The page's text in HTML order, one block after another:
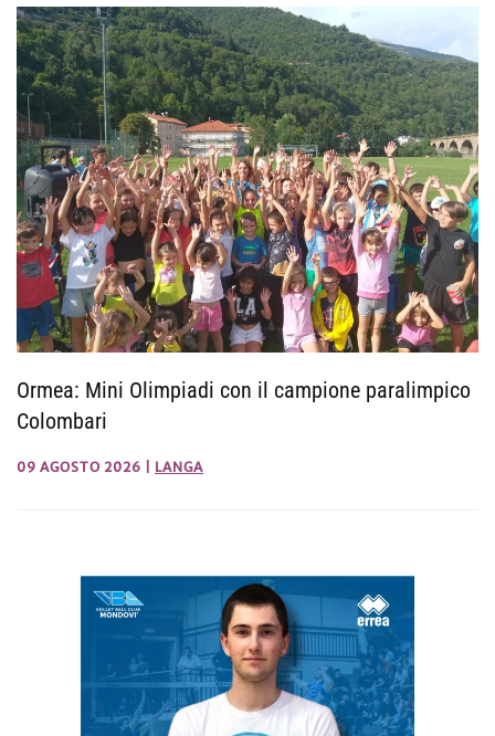
Ormea: Mini Olimpiadi con il campione paralimpico
Colombari
09 AGOSTO 2026 LANGA